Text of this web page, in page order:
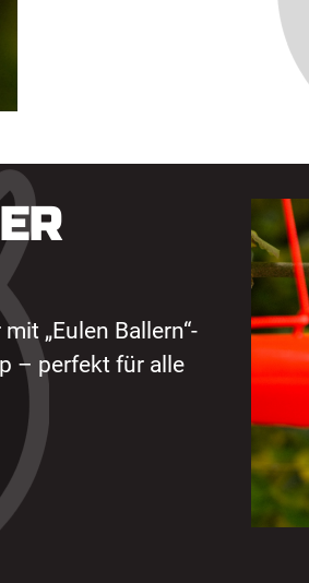
„Eulen Ballern“-
– perfekt für alle